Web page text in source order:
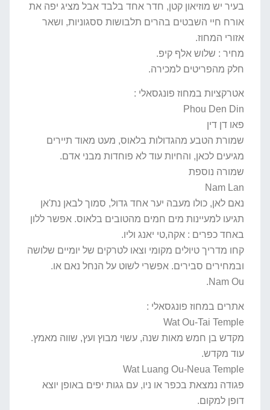
בעיר יש מוזיאון קטן, חדר אחד בלבד אבל מציג יפה את
אורח חיי השבטים בהרים תלבושות ססגוניות, ושאר
אזורי המחוז.
מחיר : שלוש אלף קיפ.
חלק מהפריטים למכירה.
אטרקציות במחוז פונגסאלי :
Phou Den Din
פאו דן דין
שמורת הטבע מהגדולות בלאוס, מעט מאוד תיירים
מגיעים לכאן, והחיות עוד לא פוחדות מבני אדם.
שמורה נוספת
Nam Lan
נאם לאן, כולו מעבה יער אחד גדול, סמוך לבאן נת'אן
תגיעו למעיינות מים חמים מהטובים בלאוס. אפשר ללון
באחד כפרים : אקה,טי יאנג וליו.
קחו מדריך טיולים מקומי וצאו לטרקים של יומיים שלושה
ובמחירים סבירים. אפשרי לשוט על הנחל נאם או.
Nam Ou.
אתרים במחוז פונגסאלי :
Wat Ou-Tai Temple
מקדש בן חמש מאות שנה, עשוי מבוץ ועץ, שווה מאמץ.
עוד מקדש.
Wat Luang Ou-Neua Temple
פגודה נמצאת בכפר או ניו, עם גגות יפים באופן יוצא
דופן למקום.